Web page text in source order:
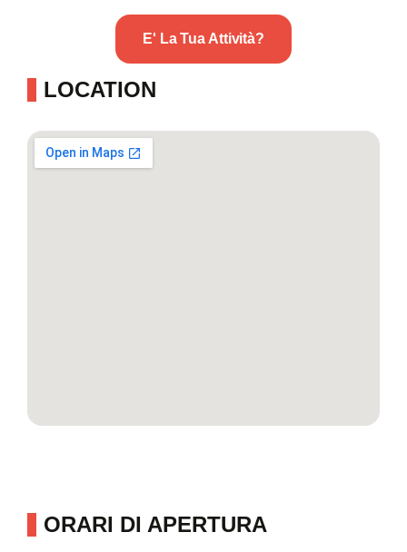
E' La Tua Attività?
LOCATION
ORARI DI APERTURA